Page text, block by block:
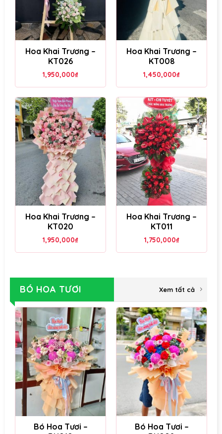
Hoa Khai Trương –
KT026
1,950,000₫
Hoa Khai Trương –
KT008
1,450,000₫
Hoa Khai Trương –
KT020
1,950,000₫
Hoa Khai Trương –
KT011
1,750,000₫
BÓ HOA TƯƠI Xem tất cả
Bó Hoa Tươi –
Bó Hoa Tươi –